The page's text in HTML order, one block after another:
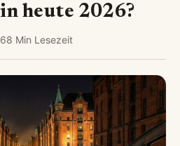
heute 2026?
8 Min Lesezeit